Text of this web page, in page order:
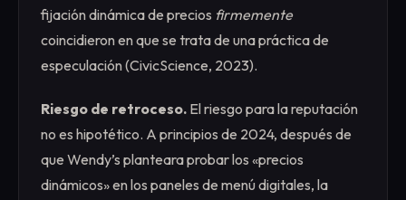
fijación dinámica de precios firmemente
coincidieron en que se trata de una práctica de
especulación (CivicScience, 2023).
Riesgo de retroceso. El riesgo para la reputación
no es hipotético. A principios de 2024, después de
que Wendy’s planteara probar los «precios
dinámicos» en los paneles de menú digitales, la